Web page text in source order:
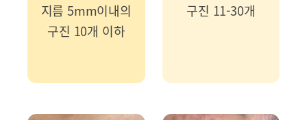
지름 5mm이내의
구진 10개 이하
구진 11-30개